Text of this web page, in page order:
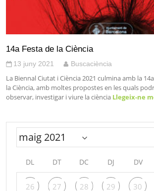
14a Festa de la Ciència
13 juny 2021 Buscaciència
La Biennal Ciutat i Ciència 2021 culmina amb la
la Ciència, amb moltes propostes en les quals
observar, investigar i viure la ciència Llegeix-ne
DL DT DC DJ DV
26 27 28 29 30